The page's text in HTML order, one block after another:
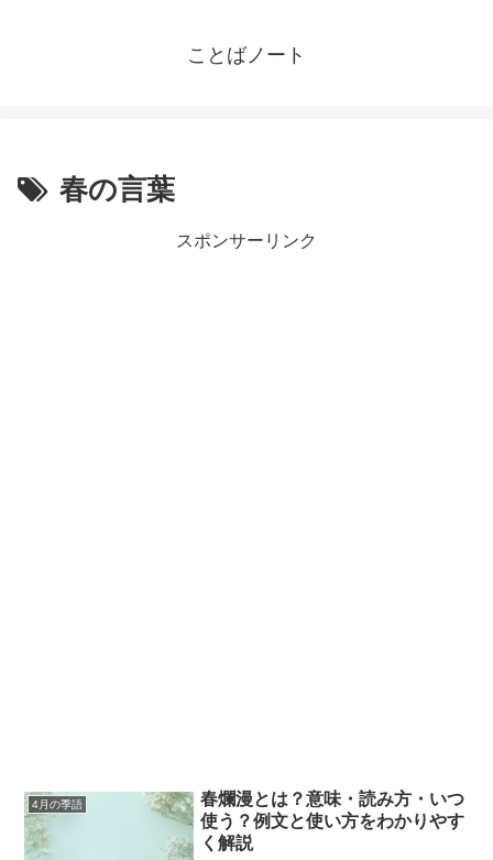
ことばノート
春の言葉
スポンサーリンク
4月の季語
春爛漫とは？意味・読み方・いつ
使う？例文と使い方をわかりやす
く解説